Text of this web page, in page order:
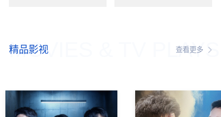
MOVIES & TV PLAYS
精品影视 查看更多